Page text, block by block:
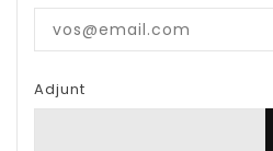
Adjunt